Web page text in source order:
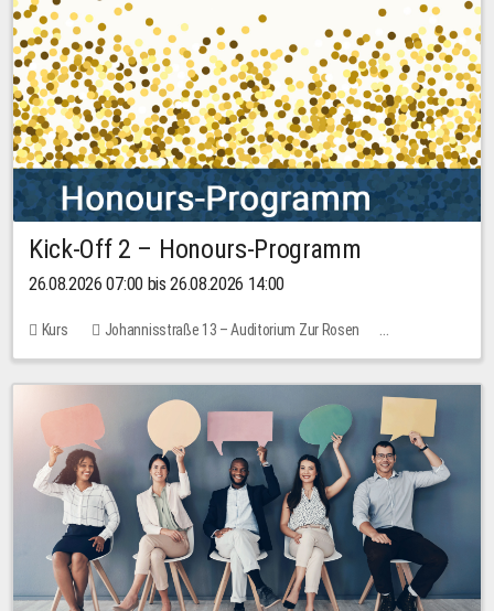
Kick-Off 2 – Honours-Programm
26.08.2026 07:00 bis 26.08.2026 14:00
Kurs
Johannisstraße 13 – Auditorium Zur Rosen
Keine freien Plätze